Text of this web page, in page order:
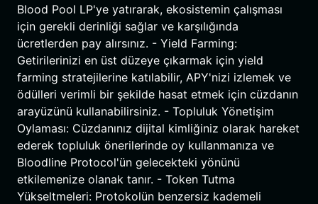
Blood Pool LP'ye yatırarak, ekosistemin çalışması
için gerekli derinliği sağlar ve karşılığında
ücretlerden pay alırsınız. - Yield Farming:
Getirilerinizi en üst düzeye çıkarmak için yield
farming stratejilerine katılabilir, APY'nizi izlemek ve
ödülleri verimli bir şekilde hasat etmek için cüzdanın
arayüzünü kullanabilirsiniz. - Topluluk Yönetişim
Oylaması: Cüzdanınız dijital kimliğiniz olarak hareket
ederek topluluk önerilerinde oy kullanmanıza ve
Bloodline Protocol'ün gelecekteki yönünü
etkilemenize olanak tanır. - Token Tutma
Yükseltmeleri: Protokolün benzersiz kademeli